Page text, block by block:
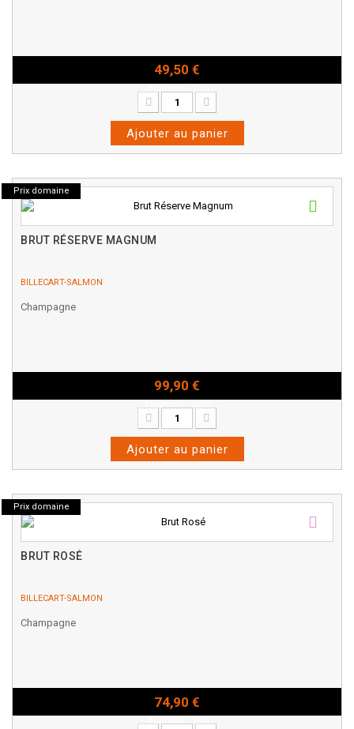
49,50 €
Ajouter au panier
Prix domaine
BRUT RÉSERVE MAGNUM
BILLECART-SALMON
Champagne
99,90 €
Ajouter au panier
Prix domaine
BRUT ROSÉ
BILLECART-SALMON
Champagne
74,90 €